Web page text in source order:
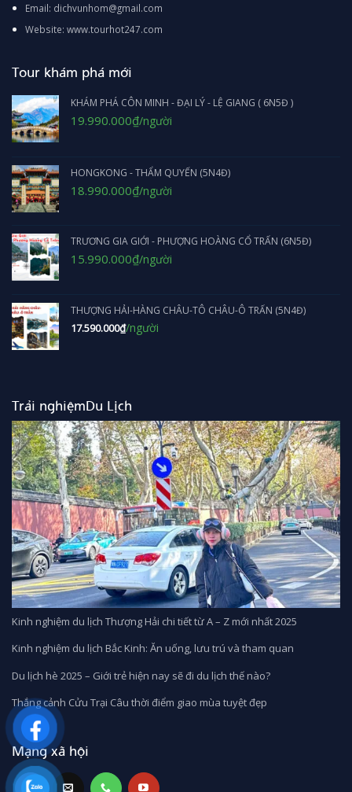
Email: dichvunhom@gmail.com
Website: www.tourhot247.com
Tour khám phá mới
KHÁM PHÁ CÔN MINH - ĐẠI LÝ - LỆ GIANG ( 6N5Đ )
Giá
19.990.000₫Giá
hiện
19.990.000₫.
/người
HONGKONG - THẨM QUYẾN (5N4Đ)
Giá
18.990.000₫Giá
hiện
18.990.000₫.
/người
TRƯƠNG GIA GIỚI - PHƯỢNG HOÀNG CỔ TRẤN (6N5Đ)
Giá
15.990.000₫Giá
hiện
15.990.000₫.
/người
THƯỢNG HẢI-HÀNG CHÂU-TÔ CHÂU-Ô TRẤN (5N4Đ)
17.590.000₫/người
Trải nghiệmDu Lịch
Kinh nghiệm du lịch Thượng Hải chi tiết từ A – Z mới nhất 2025
Kinh nghiệm du lịch Bắc Kinh: Ăn uống, lưu trú và tham quan
Du lịch hè 2025 – Giới trẻ hiện nay sẽ đi du lịch thế nào?
Thắng cảnh Cửu Trại Câu thời điểm giao mùa tuyệt đẹp
Mạng xã hội